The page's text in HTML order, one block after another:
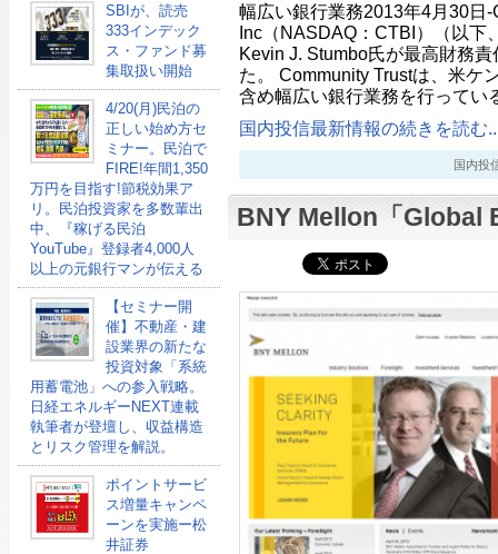
SBIが、読売
333インデック
ス・ファンド募
集取扱い開始
4/20(月)民泊の
正しい始め方セ
ミナー。民泊で
FIRE!年間1,350
万円を目指す!節税効果ア
リ。民泊投資家を多数輩出
中、『稼げる民泊
YouTube』登録者4,000人
以上の元銀行マンが伝える
【セミナー開
催】不動産・建
設業界の新たな
投資対象「系統
用蓄電池」への参入戦略。
日経エネルギーNEXT連載
執筆者が登壇し、収益構造
とリスク管理を解説。
ポイントサービ
ス増量キャンペ
ーンを実施ー松
井証券
幅広い銀行業務2013年4月30日
Inc（NASDAQ：CTBI）（以下
Kevin J. Stumbo氏が最高財務
た。 Community Trustは、米ケ
含め幅広い銀行業務を行って
国内投信最新情報の続きを読む
国内投
BNY Mellon「Global